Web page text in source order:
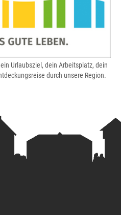
Urlaubsziel, dein Arbeitsplatz, dein
durch unsere Region.